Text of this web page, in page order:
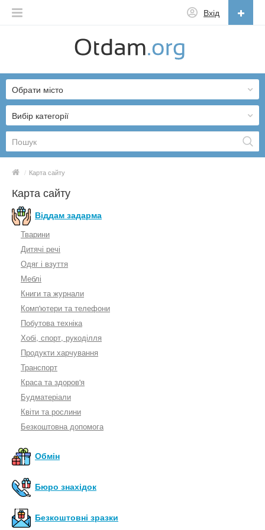
Вхід
English
Русский
Українська
Вибір категорії
Обрати місто
/ Карта сайту
Карта сайту
Віддам задарма
Тварини
Дитячі речі
Одяг і взуття
Меблі
Книги та журнали
Комп'ютери та телефони
Побутова техніка
Хобі, спорт, рукоділля
Продукти харчування
Транспорт
Краса та здоров'я
Будматеріали
Квіти та рослини
Безкоштовна допомога
Обмін
Бюро знахідок
Безкоштовні зразки